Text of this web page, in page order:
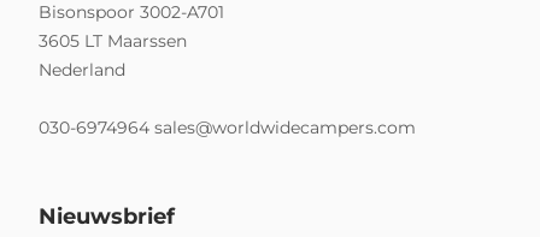
Bisonspoor 3002-A701
3605 LT Maarssen
Nederland
030-6974964 sales@worldwidecampers.com
Nieuwsbrief